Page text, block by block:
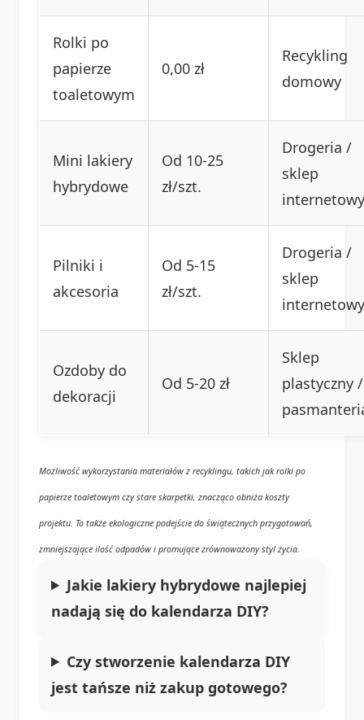
Rolki po
papierze
toaletowym
0,00 zł
Recykling
domowy
Mini lakiery
hybrydowe
Od 10-25
zł/szt.
Drogeria /
sklep
internetowy
Pilniki i
akcesoria
Od 5-15
zł/szt.
Drogeria /
sklep
internetowy
Ozdoby do
dekoracji
Od 5-20 zł
Sklep
plastyczny /
Możliwość wykorzystania materiałów z recyklingu, takich jak rolki po
papierze toaletowym czy stare skarpetki, znacząco obniża koszty
projektu. To także ekologiczne podejście do świątecznych przygotowań,
zmniejszające ilość odpadów i promujące zrównoważony styl życia.
Jakie lakiery hybrydowe najlepiej
nadają się do kalendarza DIY?
Czy stworzenie kalendarza DIY
jest tańsze niż zakup gotowego?